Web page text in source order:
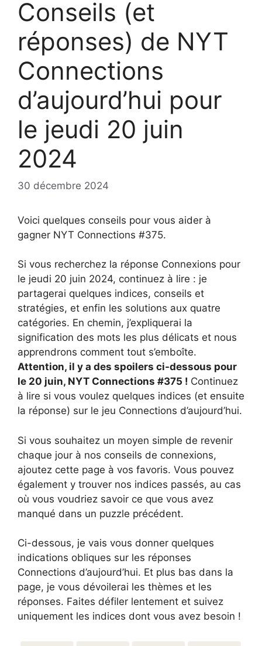
Conseils (et
réponses) de NYT
Connections
d’aujourd’hui pour
le jeudi 20 juin
2024
30 décembre 2024
Voici quelques conseils pour vous aider à
gagner NYT Connections #375.
Si vous recherchez la réponse Connexions pour
le jeudi 20 juin 2024, continuez à lire : je
partagerai quelques indices, conseils et
stratégies, et enfin les solutions aux quatre
catégories. En chemin, j’expliquerai la
signification des mots les plus délicats et nous
apprendrons comment tout s’emboîte.
Attention, il y a des spoilers ci-dessous pour
le 20 juin, NYT Connections #375 ! Continuez
à lire si vous voulez quelques indices (et ensuite
la réponse) sur le jeu Connections d’aujourd’hui.
Si vous souhaitez un moyen simple de revenir
chaque jour à nos conseils de connexions,
ajoutez cette page à vos favoris. Vous pouvez
également y trouver nos indices passés, au cas
où vous voudriez savoir ce que vous avez
manqué dans un puzzle précédent.
Ci-dessous, je vais vous donner quelques
indications obliques sur les réponses
Connections d’aujourd’hui. Et plus bas dans la
page, je vous dévoilerai les thèmes et les
réponses. Faites défiler lentement et suivez
uniquement les indices dont vous avez besoin !